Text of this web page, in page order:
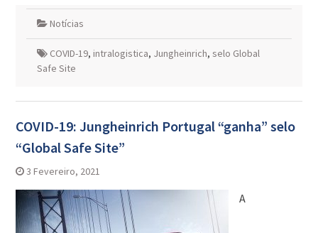
Notícias
COVID-19, intralogistica, Jungheinrich, selo Global
Safe Site
COVID-19: Jungheinrich Portugal “ganha” selo
“Global Safe Site”
3 Fevereiro, 2021
A